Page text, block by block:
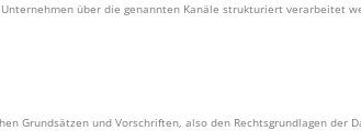
über die genannten Kanäle strukturiert verarbeitet
Grundsätzen und Vorschriften, also den Rechtsgrundlagen der